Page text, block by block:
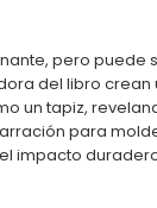
pero puede
del libro crean
un tapiz,
para
impacto